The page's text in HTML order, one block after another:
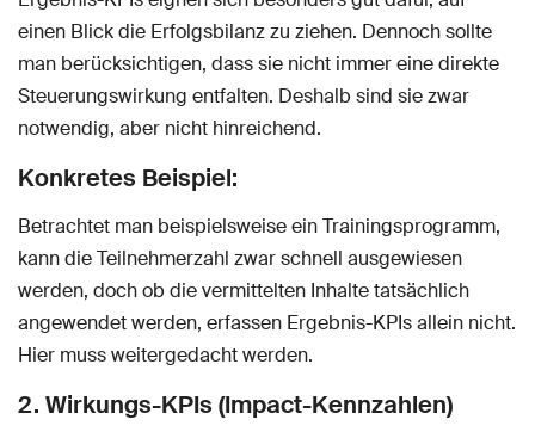
einen Blick die Erfolgsbilanz zu ziehen. Dennoch sollte
man berücksichtigen, dass sie nicht immer eine direkte
Steuerungswirkung entfalten. Deshalb sind sie zwar
notwendig, aber nicht hinreichend.
Konkretes Beispiel:
Betrachtet man beispielsweise ein Trainingsprogramm,
kann die Teilnehmerzahl zwar schnell ausgewiesen
werden, doch ob die vermittelten Inhalte tatsächlich
angewendet werden, erfassen Ergebnis-KPIs allein nicht.
Hier muss weitergedacht werden.
2. Wirkungs-KPIs (Impact-Kennzahlen)